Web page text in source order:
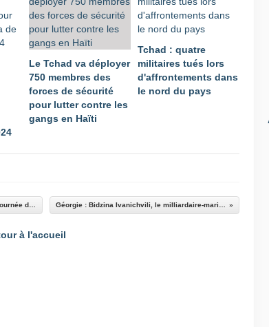
Le Tchad va déployer
750 membres des
forces de sécurité
pour lutter contre les
gangs en Haïti
Tchad : quatre
militaires tués lors
d'affrontements dans
le nord du pays
à l'accueil